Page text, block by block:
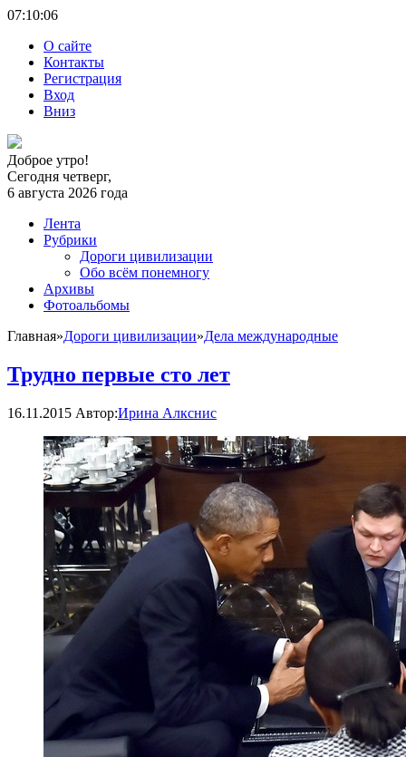
07:10:06
О сайте
Контакты
Регистрация
Вход
Вниз
Доброе утро!
Сегодня четверг,
6 августа 2026 года
Лента
Рубрики
Дороги цивилизации
Обо всём понемногу
Архивы
Фотоальбомы
Главная»Дороги цивилизации»Дела международные
Трудно первые сто лет
16.11.2015 Автор:Ирина Алкснис